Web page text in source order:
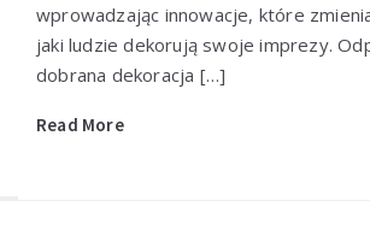
wprowadzając innowacje, które
jaki ludzie dekorują swoje imprezy.
dobrana dekoracja […]
Read More